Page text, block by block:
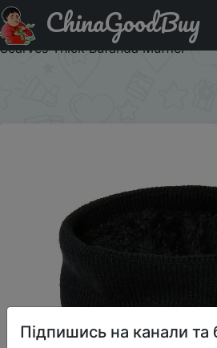
Придбати Winter Warm Knitted
Men Plush Full Mask Tutdoor
Scarves Thick Bufanda Muffler
ChinaGoodBuy
Підпишись на канали та